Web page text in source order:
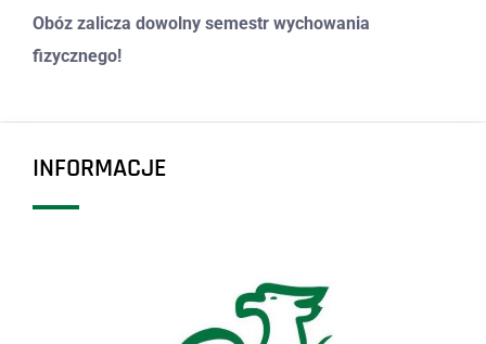
Obóz zalicza dowolny semestr wychowania
fizycznego!
INFORMACJE